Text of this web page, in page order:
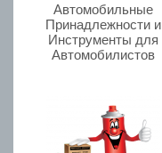
Автомобильные
Принадлежности и
Инструменты для
Автомобилистов